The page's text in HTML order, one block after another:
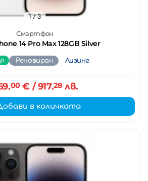
Смартфон
14 Pro Max 128GB Silver
1/ 3
Реновиран Лизинг
00€ / 917.28 лв.
в количката